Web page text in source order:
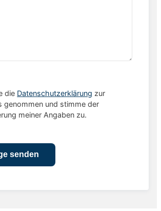
die Datenschutzerklärung zur
genommen und stimme der
meiner Angaben zu.